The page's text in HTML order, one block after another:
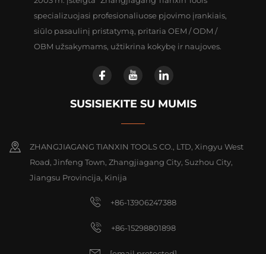
specializuojasi profesionaliuose pjovimo įrankiais,
siūlo pasaulinį pristatymą, pritaria OEM / ODM /
OBM užsakymams, užtikrina kokybę ir naujoves.
SUSISIEKITE SU MUMIS
ZHANGJIAGANG TIANXIN TOOLS CO., LTD, Xingyu West
Road, Jinfeng Town, Zhangjiagang City, Suzhou City,
Jiangsu Provincija, Kinija
+86-13906247388
+86-15298801898